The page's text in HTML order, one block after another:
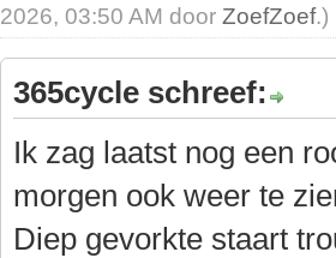
2026, 03:50 AM doorZoefZoef.)
365cycle schreef:
Ik zag laatst nog een
morgen ook weer te
Diep gevorkte staart